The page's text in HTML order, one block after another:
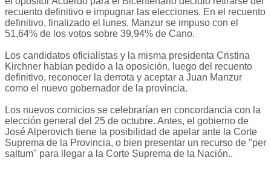
recuento definitivo e impugnar las elecciones. En el recuento
definitivo, finalizado el lunes, Manzur se impuso con el
51,64% de los votos sobre 39,94% de Cano.
Los candidatos oficialistas y la misma presidenta Cristina
Kirchner habían pedido a la oposición, luego del recuento
definitivo, reconocer la derrota y aceptar a Juan Manzur
como el nuevo gobernador de la provincia.
Los nuevos comicios se celebrarían en concordancia con la
elección general del 25 de octubre. Antes, el gobierno de
José Alperovich tiene la posibilidad de apelar ante la Corte
Suprema de la Provincia, o bien presentar un recurso de "per
saltum" para llegar a la Corte Suprema de la Nación..